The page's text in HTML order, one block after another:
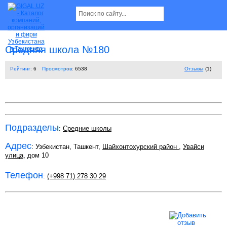
Средняя школа №180
Рейтинг: 6 Просмотров: 6538 Отзывы (1)
Подразделы: Средние школы
Адрес: Узбекистан, Ташкент, Шайхонтохурский район , Увайси
улица, дом 10
Телефон: (+998 71) 278 30 29